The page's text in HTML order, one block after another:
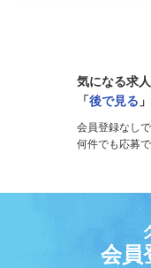
気になる求
「後で見る
会員登録なしで
何件でも応募で
会員